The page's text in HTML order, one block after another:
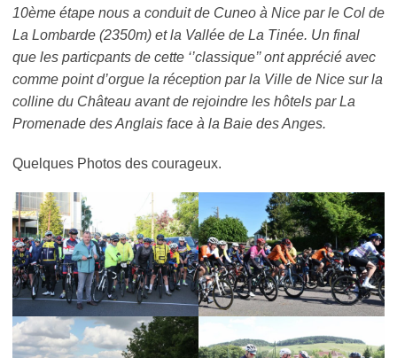
10ème étape nous a conduit de Cuneo à Nice par le Col de
La Lombarde (2350m) et la Vallée de La Tinée. Un final
que les particpants de cette ‘’classique’’ ont apprécié avec
comme point d’orgue la réception par la Ville de Nice sur la
colline du Château avant de rejoindre les hôtels par La
Promenade des Anglais face à la Baie des Anges.
Quelques Photos des courageux.